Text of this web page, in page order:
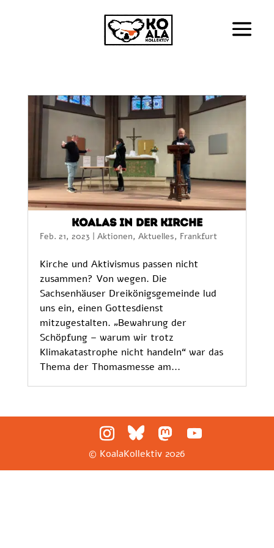
Koalas in der Kirche
Feb. 21, 2023 | Aktionen, Aktuelles, Frankfurt
Kirche und Aktivismus passen nicht
zusammen? Von wegen. Die
Sachsenhäuser Dreikönigsgemeinde lud
uns ein, einen Gottesdienst
mitzugestalten. „Bewahrung der
Schöpfung – warum wir trotz
Klimakatastrophe nicht handeln“ war das
Thema der Thomasmesse am...
© KoalaKollektiv2026